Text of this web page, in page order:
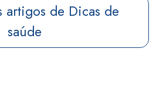
artigos de Dicas de
saúde